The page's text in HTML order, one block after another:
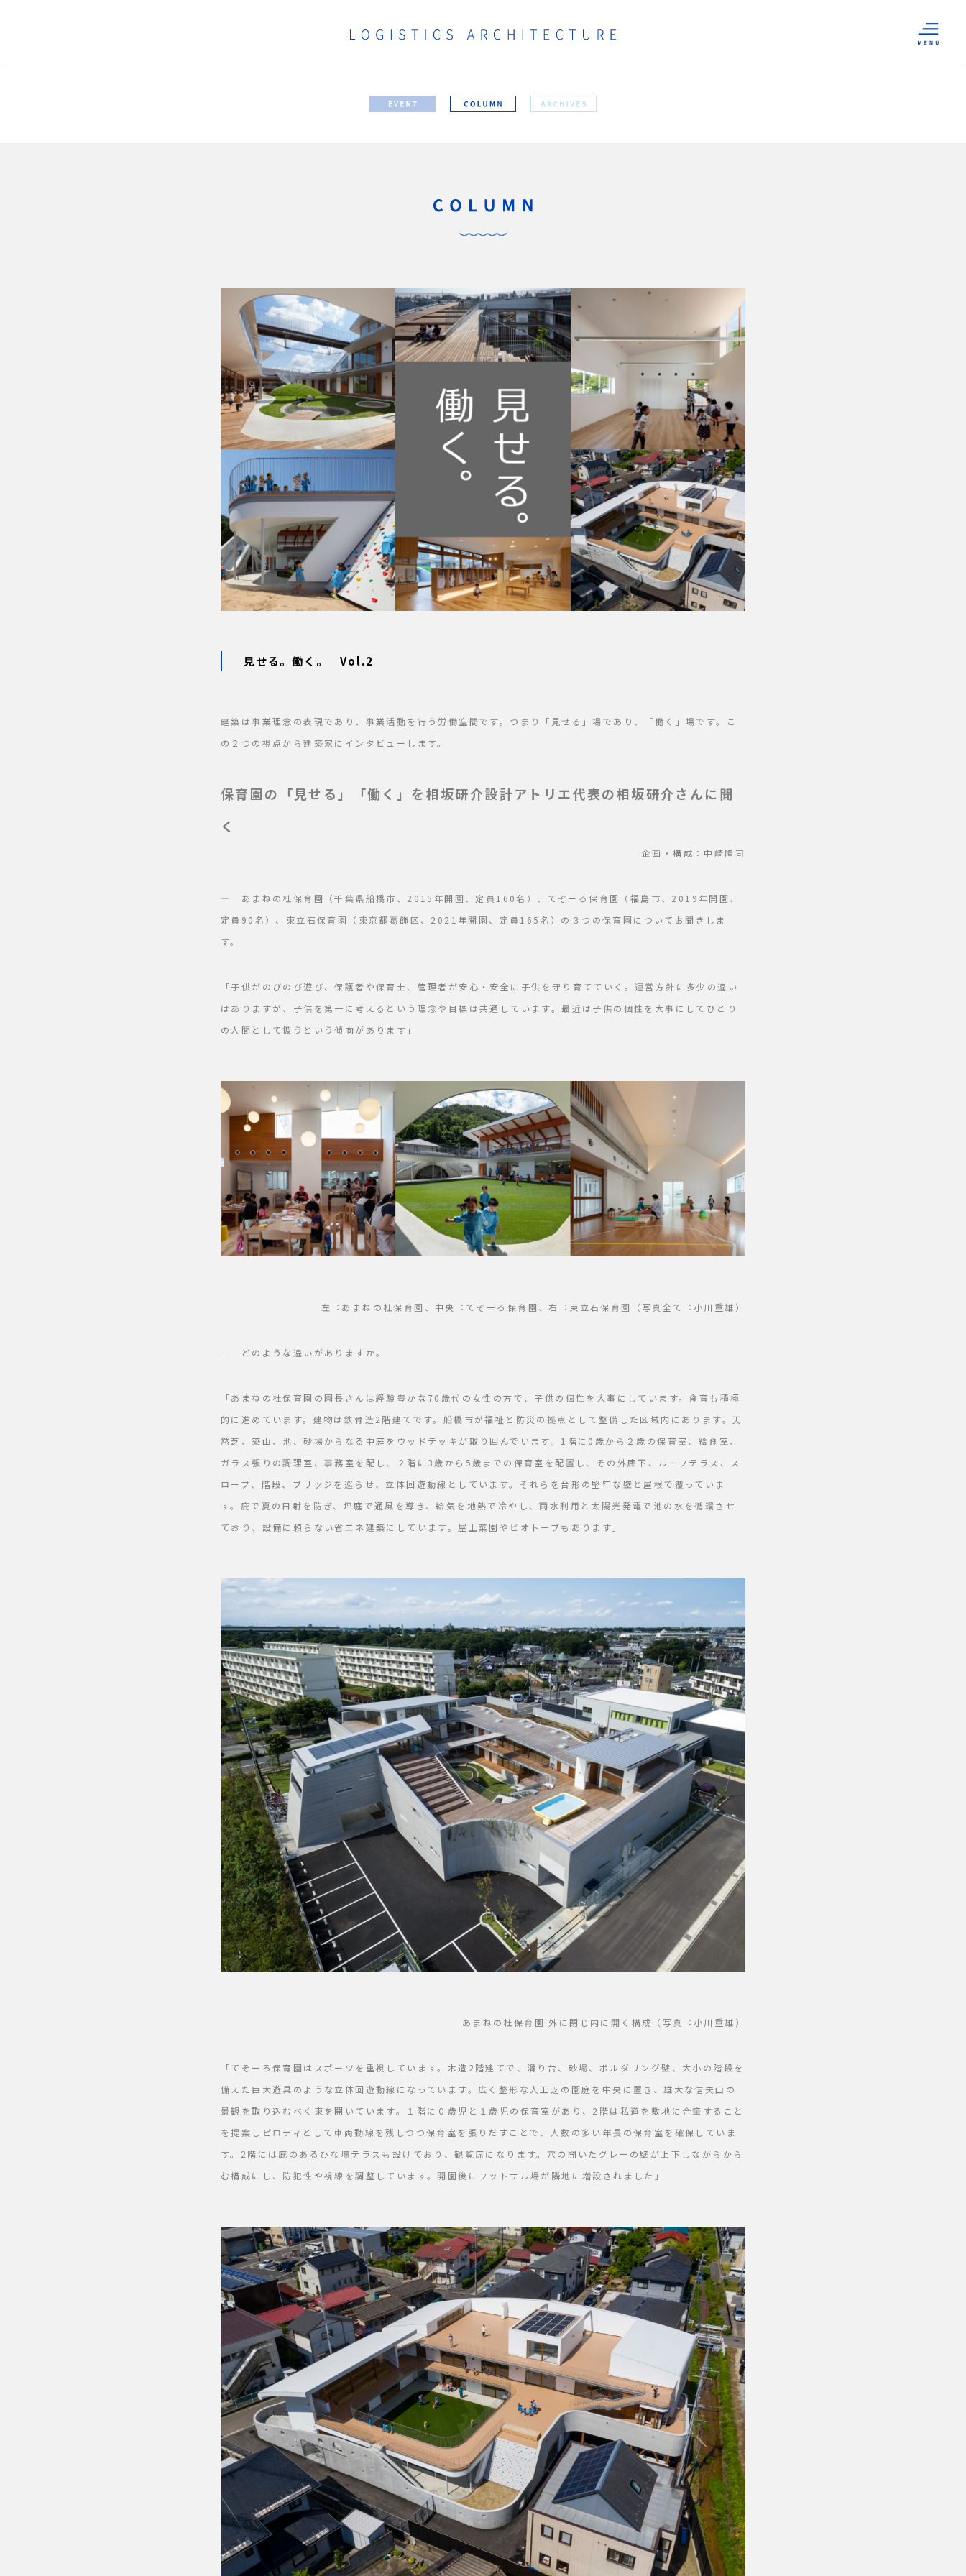
見せる。働く。 Vol.2
建築は事業理念の表現であり、事業活動を行う労働空間です。つまり「見せる」場であり、「働く」場です。こ
の２つの視点から建築家にインタビューします。
保育園の「見せる」「働く」を相坂研介設計アトリエ代表の相坂研介さんに聞
く
企画・構成：中崎隆司
― あまねの杜保育園（千葉県船橋市、2015年開園、定員160名）、てぞーろ保育園（福島市、2019年開園、
定員90名）、東立石保育園（東京都葛飾区、2021年開園、定員165名）の３つの保育園についてお聞きしま
す。
「子供がのびのび遊び、保護者や保育士、管理者が安心・安全に子供を守り育てていく。運営方針に多少の違い
はありますが、子供を第一に考えるという理念や目標は共通しています。最近は子供の個性を大事にしてひとり
の人間として扱うという傾向があります」
左︓あまねの杜保育園、中央︓てぞーろ保育園、右︓東⽴⽯保育園（写真全て︓⼩川重雄）
― どのような違いがありますか。
「あまねの杜保育園の園長さんは経験豊かな70歳代の女性の方で、子供の個性を大事にしています。食育も積極
的に進めています。建物は鉄骨造2階建てです。船橋市が福祉と防災の拠点として整備した区域内にあります。天
然芝、築山、池、砂場からなる中庭をウッドデッキが取り囲んでいます。1階に0歳から２歳の保育室、給食室、
ガラス張りの調理室、事務室を配し、２階に3歳から5歳までの保育室を配置し、その外廊下、ルーフテラス、ス
ロープ、階段、ブリッジを巡らせ、立体回遊動線としています。それらを台形の堅牢な壁と屋根で覆っていま
す。庇で夏の日射を防ぎ、坪庭で通風を導き、給気を地熱で冷やし、雨水利用と太陽光発電で池の水を循環させ
ており、設備に頼らない省エネ建築にしています。屋上菜園やビオトーブもあります」
あまねの杜保育園 外に閉じ内に開く構成（写真︓小川重雄）
「てぞーろ保育園はスポーツを重視しています。木造2階建てで、滑り台、砂場、ボルダリング壁、大小の階段を
備えた巨大遊具のような立体回遊動線になっています。広く整形な人工芝の園庭を中央に置き、雄大な信夫山の
景観を取り込むべく東を開いています。１階に０歳児と１歳児の保育室があり、2階は私道を敷地に合筆すること
を提案しピロティとして車両動線を残しつつ保育室を張りだすことで、人数の多い年長の保育室を確保していま
す。2階には庇のあるひな壇テラスも設けており、観覧席になります。穴の開いたグレーの壁が上下しながらから
む構成にし、防犯性や視線を調整しています。開園後にフットサル場が隣地に増設されました」